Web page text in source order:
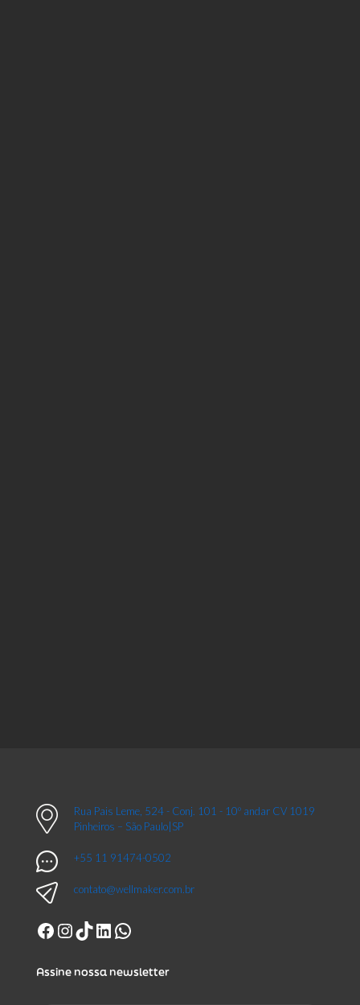
Rua Pais Leme, 524 - Conj. 101 - 10º andar CV 1019
Pinheiros – São Paulo|SP
+55 11 91474-0502
contato@wellmaker.com.br
Facebook
Instagram
TikTok
LinkedIn
WhatsApp
Assine nossa newsletter